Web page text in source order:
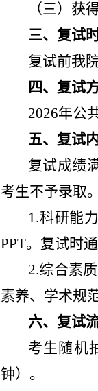
（三）获
三、复试
复试前我
四、复试
2026年公
五、复试
复试成绩
考生不予录取。
1.科研能
PPT。复试时
2.综合素
素养、学术规
六、复试
考生随机
钟）。